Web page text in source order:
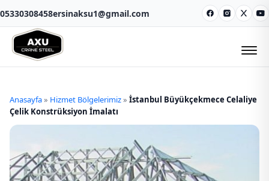
05330308458ersinaksu1@gmail.com Facebook
Instagram
X
Anasayfa» Hizmet Bölgelerimiz» İstanbul Büyükçekmece Celaliye
Çelik Konstrüksiyon İmalatı